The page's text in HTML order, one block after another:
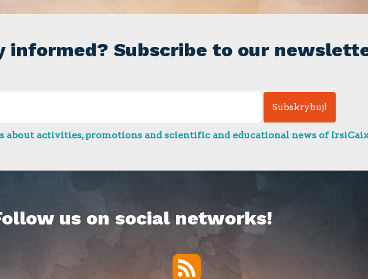
informed? Subscribe to our
activities, promotions and scientific and educational news of
us on social networks!
RSS